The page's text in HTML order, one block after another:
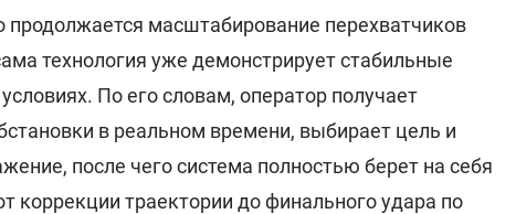
продолжается масштабирование перехватчиков
технология уже демонстрирует стабильные
По его словам, оператор получает
в реальном времени, выбирает цель и
после чего система полностью берет на себя
коррекции траектории до финального удара по